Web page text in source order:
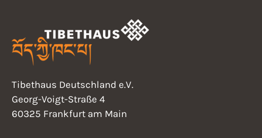
Tibethaus Deutschland e.V.
Georg-Voigt-Straße 4
60325 Frankfurt am Main